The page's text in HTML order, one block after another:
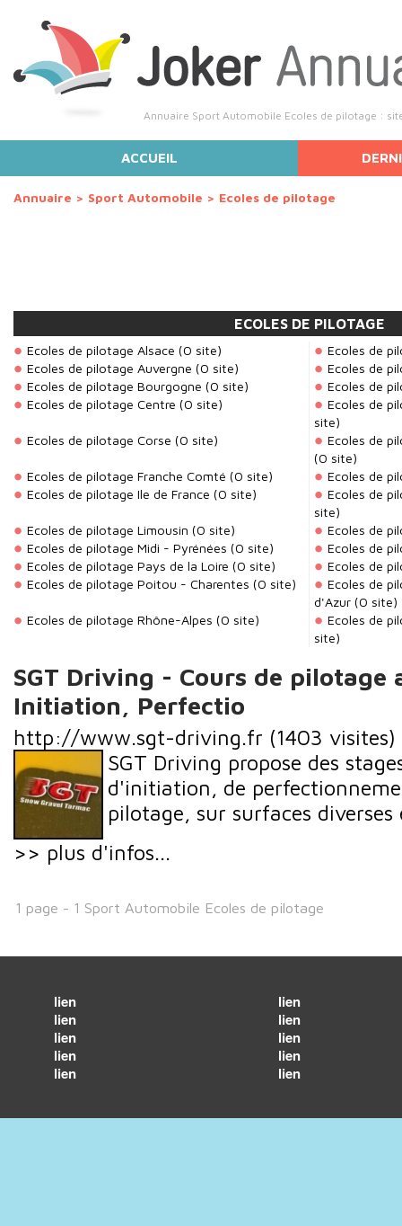
Annuaire Sport Automobile Ecoles de pilotage :
ECOLES DE PILOTAGE
ACCUEIL
Annuaire > Sport Automobile > Ecoles de pilotage
Ecoles de pilotage Alsace (0 site)
Ecoles de
Ecoles de pilotage Auvergne (0 site)
Ecoles de
Ecoles de pilotage Bourgogne (0 site)
Ecoles de
Ecoles de pilotage Centre (0 site)
Ecoles de
site)
Ecoles de pilotage Corse (0 site)
Ecoles de
(0 site)
Ecoles de pilotage Franche Comté (0 site)
Ecoles de
Ecoles de pilotage Ile de France (0 site)
Ecoles de
site)
Ecoles de pilotage Limousin (0 site)
Ecoles de
Ecoles de pilotage Midi - Pyrénées (0 site)
Ecoles de
Ecoles de pilotage Pays de la Loire (0 site)
Ecoles de
Ecoles de pilotage Poitou - Charentes (0 site)
Ecoles de
d'Azur (0 site)
Ecoles de pilotage Rhône-Alpes (0 site)
Ecoles de
site)
SGT Driving - Cours de pilotage
Initiation, Perfectio
http://www.sgt-driving.fr (1403 visites)
SGT Driving propose des
d'initiation, de
pilotage, sur surfaces
>> plus d'infos...
1 page - 1 Sport Automobile Ecoles de pilotage
lien
lien
lien
lien
lien
lien
lien
lien
lien
lien